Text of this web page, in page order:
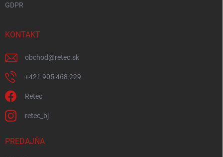
GDPR
KONTAKT
obchod@retec.sk
+421 905 468 229
Retec
retec_bj
PREDAJŇA